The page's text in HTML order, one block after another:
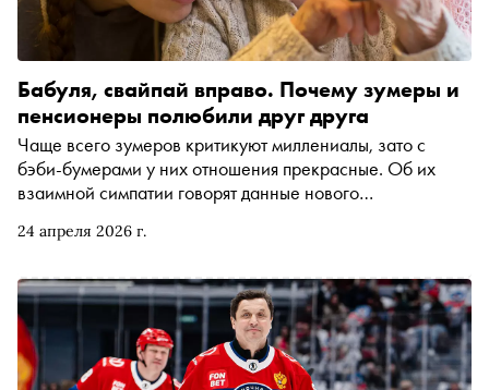
24 апреля 2026 г.
Бабуля, свайпай вправо. Почему зумеры и
пенсионеры полюбили друг друга
Чаще всего зумеров критикуют миллениалы, зато с
бэби-бумерами у них отношения прекрасные. Об их
взаимной симпатии говорят данные нового
ассоциацией «Группа 7/89». Один из его авторов,
рассказал «Снобу» о том, за что зумеры и пенсионеры
нравятся друг другу и как на это повлияла
градостроительная политика